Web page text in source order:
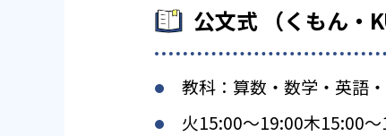
公文式 （くもん・
教科：算数・数学・英語
火15:00〜19:00木15:00